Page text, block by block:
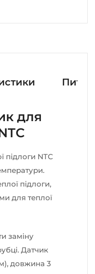
для
підлоги NTC
підлоги,
для теплої
заміну
Датчик
довжина 3